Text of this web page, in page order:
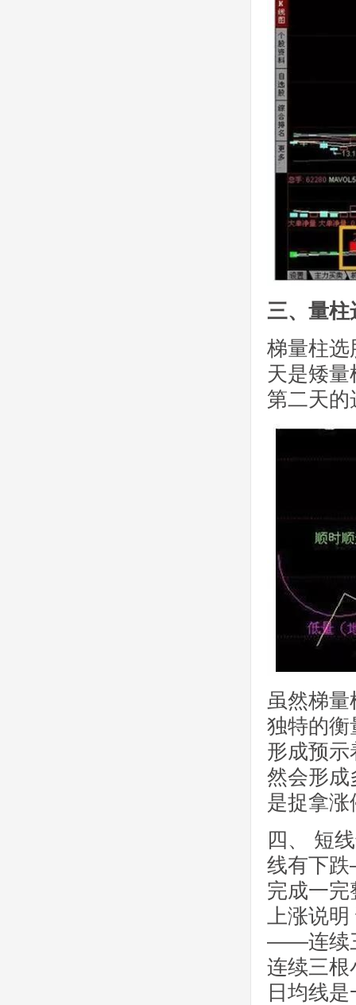
三、量柱
梯量柱选
天是矮
第二天
虽然梯
独特的衡
形成预
然会形成
是捉拿
四、 短
线有下
完成一
上涨说
——连续
连续三根
日均线